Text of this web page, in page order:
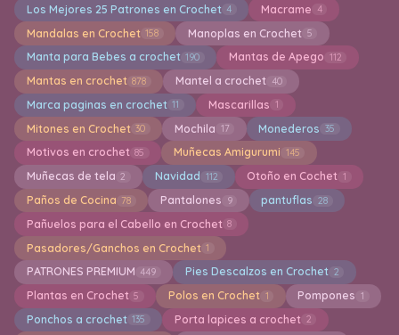
Los Mejores 25 Patrones en Crochet 4 Macrame 4
Mandalas en Crochet 158 Manoplas en Crochet 5
Manta para Bebes a crochet 190 Mantas de Apego 112
Mantas en crochet 878 Mantel a crochet 40
Marca paginas en crochet 11 Mascarillas 1
Mitones en Crochet 30 Mochila 17 Monederos 35
Motivos en crochet 85 Muñecas Amigurumi 145
Muñecas de tela 2 Navidad 112 Otoño en Cochet 1
Paños de Cocina 78 Pantalones 9 pantuflas 28
Pañuelos para el Cabello en Crochet 8
Pasadores/Ganchos en Crochet 1
PATRONES PREMIUM 449 Pies Descalzos en Crochet 2
Plantas en Crochet 5 Polos en Crochet 1 Pompones 1
Ponchos a crochet 135 Porta lapices a crochet 2